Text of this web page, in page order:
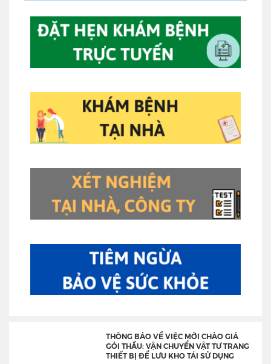
THÔNG BÁO VỀ VIỆC MỜI CHÀO GIÁ
GÓI THẦU: VẬN CHUYỂN VẬT TƯ TRANG
THIẾT BỊ ĐỂ LƯU KHO TÁI SỬ DỤNG